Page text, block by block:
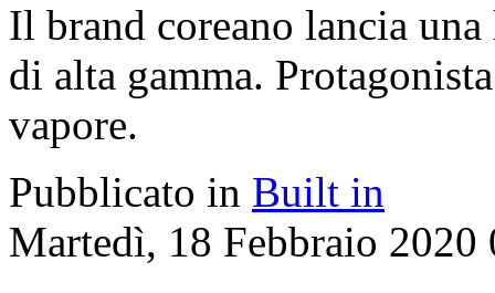
Il brand coreano lancia
di alta gamma.
vapore.
Pubblicato in Built in
Martedì, 18 Febbraio 2020